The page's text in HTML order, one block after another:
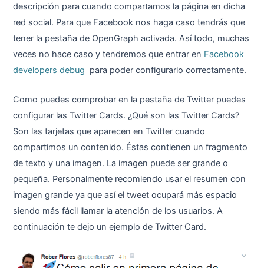
descripción para cuando compartamos la página en dicha
red social. Para que Facebook nos haga caso tendrás que
tener la pestaña de OpenGraph activada. Así todo, muchas
veces no hace caso y tendremos que entrar en Facebook
developers debug para poder configurarlo correctamente.
Como puedes comprobar en la pestaña de Twitter puedes
configurar las Twitter Cards. ¿Qué son las Twitter Cards?
Son las tarjetas que aparecen en Twitter cuando
compartimos un contenido. Éstas contienen un fragmento
de texto y una imagen. La imagen puede ser grande o
pequeña. Personalmente recomiendo usar el resumen con
imagen grande ya que así el tweet ocupará más espacio
siendo más fácil llamar la atención de los usuarios. A
continuación te dejo un ejemplo de Twitter Card.